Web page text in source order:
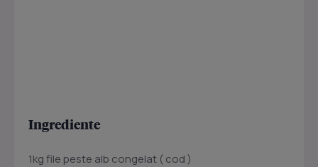
Ingrediente
1kg file peste alb congelat ( cod )